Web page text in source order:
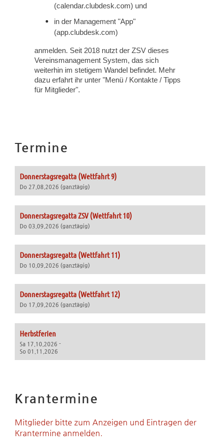
(calendar.clubdesk.com) und
in der Management "App"
(app.clubdesk.com)
anmelden. Seit 2018 nutzt der ZSV dieses
Vereinsmanagement System, das sich
weiterhin im stetigem Wandel befindet. Mehr
dazu erfahrt ihr unter "Menü / Kontakte / Tipps
für Mitglieder".
Termine
Donnerstagsregatta (Wettfahrt 9)
Do 27.08.2026 (ganztägig)
Donnerstagsregatta ZSV (Wettfahrt 10)
Do 03.09.2026 (ganztägig)
Donnerstagsregatta (Wettfahrt 11)
Do 10.09.2026 (ganztägig)
Donnerstagsregatta (Wettfahrt 12)
Do 17.09.2026 (ganztägig)
Herbstferien
Sa 17.10.2026 -
So 01.11.2026
Krantermine
Mitglieder bitte zum Anzeigen und Eintragen der
Krantermine anmelden.